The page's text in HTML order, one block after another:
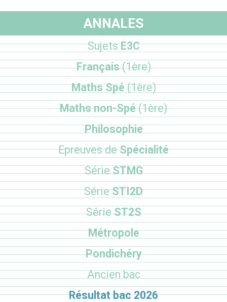
ANNALES
SujetsE3C
Français(1ère)
Maths Spé(1ère)
Maths non-Spé(1ère)
Philosophie
Epreuves deSpécialité
SérieSTMG
SérieSTI2D
SérieST2S
Métropole
Pondichéry
Ancien bac
Résultat bac 2026